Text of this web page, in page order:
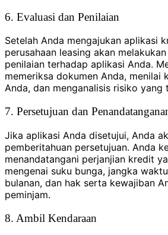
6. Evaluasi dan Penilaian
Setelah Anda mengajukan aplikasi
perusahaan leasing akan
penilaian terhadap aplikasi Anda.
memeriksa dokumen Anda, menilai
Anda, dan menganalisis risiko yang
7. Persetujuan dan
Jika aplikasi Anda disetujui, Anda
pemberitahuan persetujuan. Anda
menandatangani perjanjian kredit
mengenai suku bunga, jangka
bulanan, dan hak serta kewajiban
peminjam.
8. Ambil Kendaraan